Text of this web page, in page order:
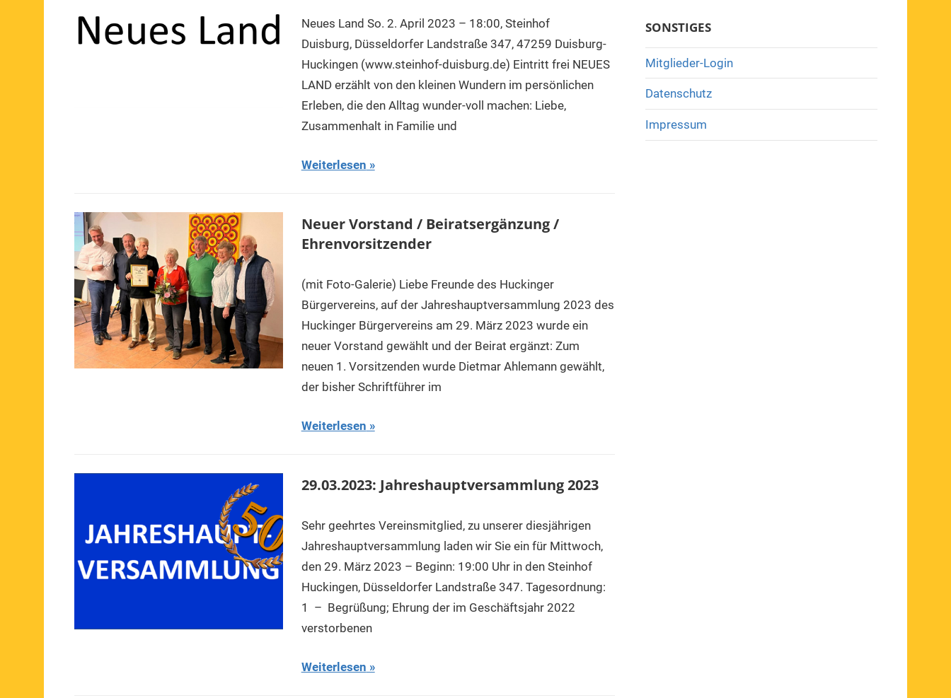
Neues Land So. 2. April 2023 – 18:00, Steinhof
Duisburg, Düsseldorfer Landstraße 347, 47259 Duisburg-
Huckingen (www.steinhof-duisburg.de) Eintritt frei NEUES
LAND erzählt von den kleinen Wundern im persönlichen
Erleben, die den Alltag wunder-voll machen: Liebe,
Zusammenhalt in Familie und
Weiterlesen
Neuer Vorstand / Beiratsergänzung /
Ehrenvorsitzender
(mit Foto-Galerie) Liebe Freunde des Huckinger
Bürgervereins, auf der Jahreshauptversammlung 2023 des
Huckinger Bürgervereins am 29. März 2023 wurde ein
neuer Vorstand gewählt und der Beirat ergänzt: Zum
neuen 1. Vorsitzenden wurde Dietmar Ahlemann gewählt,
der bisher Schriftführer im
Weiterlesen
29.03.2023: Jahreshauptversammlung 2023
Sehr geehrtes Vereinsmitglied, zu unserer diesjährigen
Jahreshauptversammlung laden wir Sie ein für Mittwoch,
den 29. März 2023 – Beginn: 19:00 Uhr in den Steinhof
Huckingen, Düsseldorfer Landstraße 347. Tagesordnung:
1 – Begrüßung; Ehrung der im Geschäftsjahr 2022
verstorbenen
Weiterlesen
SONSTIGES
Mitglieder-Login
Datenschutz
Impressum